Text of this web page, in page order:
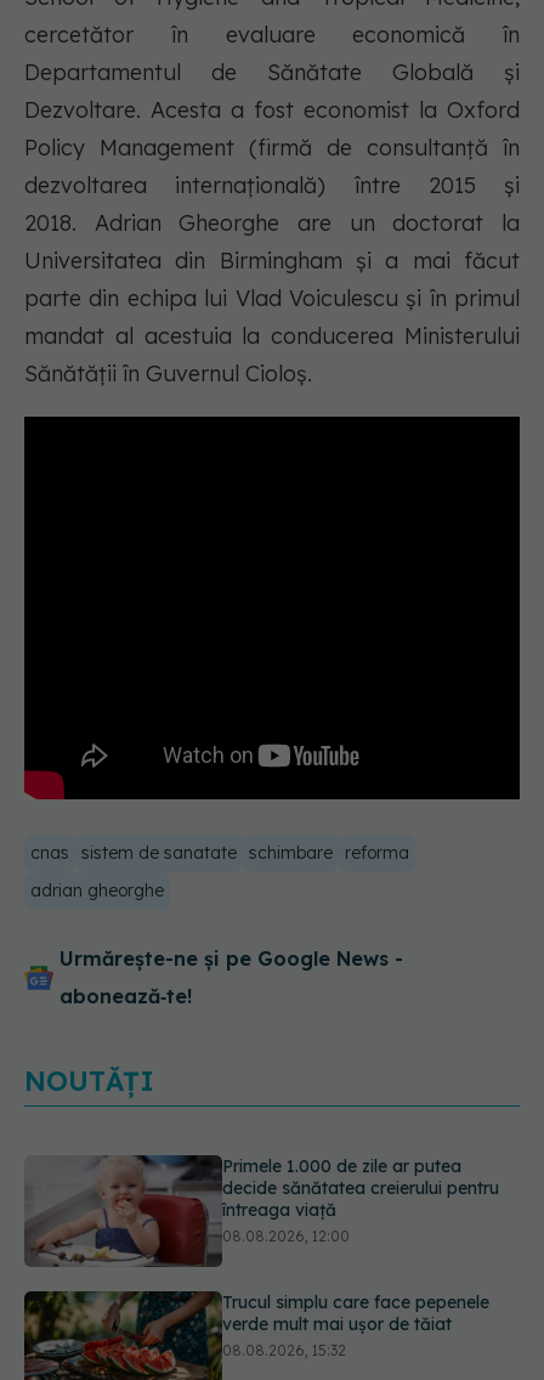
cercetător în evaluare economică în
Departamentul de Sănătate Globală şi
Dezvoltare. Acesta a fost economist la Oxford
Policy Management (firmă de consultanță în
dezvoltarea internațională) între 2015 şi
2018. Adrian Gheorghe are un doctorat la
Universitatea din Birmingham și a mai făcut
parte din echipa lui Vlad Voiculescu și în primul
mandat al acestuia la conducerea Ministerului
Sănătății în Guvernul Cioloș.
cnas sistem de sanatate schimbare
reforma
adrian gheorghe
Urmărește-ne și pe Google News -
abonează‑te!
NOUTĂȚI
Primele 1.000 de zile ar putea
decide sănătatea creierului pentru
întreaga viață
08.08.2026, 12:00
Trucul simplu care face pepenele
verde mult mai ușor de tăiat
08.08.2026, 15:32